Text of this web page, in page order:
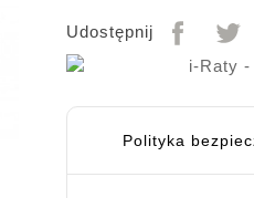
Udostępnij
Polityka